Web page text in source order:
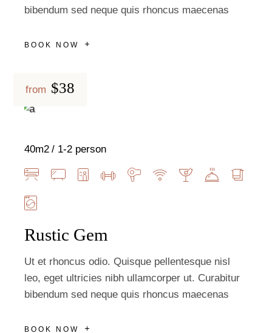
bibendum sed neque quis rhoncus maecenas
BOOK NOW
from $38
Rustic Gem
Ut et rhoncus odio. Quisque pellentesque nisl
leo, eget ultricies nibh ullamcorper ut. Curabitur
bibendum sed neque quis rhoncus maecenas
BOOK NOW
40m2 1-2 person